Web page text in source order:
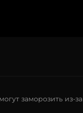
заморозить из-за